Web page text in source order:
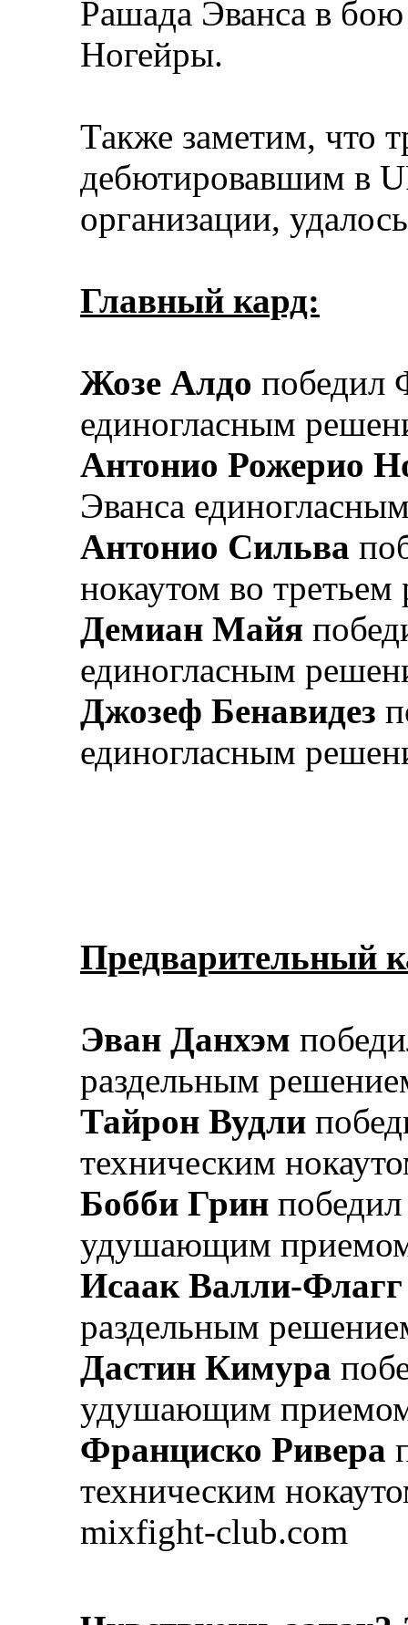
Рашада Эванса в
Ногейры.
Также заметим, что
дебютировавшим в
организации,
Главный кард:
Жозе Алдо победил
единогласным
Антонио Рожерио
Эванса
Антонио Сильва
нокаутом во третьем
Демиан Майя
единогласным
Джозеф Бенавидез
единогласным
Предварительный
Эван Данхэм
раздельным
Тайрон Вудли
техническим
Бобби Грин
удушающим приемом
Исаак Валли-Флагг
раздельным
Дастин Кимура
удушающим
Франциско Ривера
техническим
mixfight-club.com